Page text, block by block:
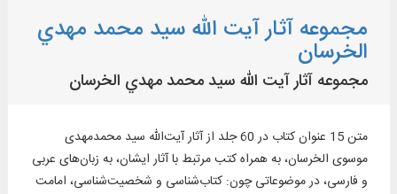
مجموعه آثار آيت الله سيد محمد مهدي
الخرسان
مجموعه آثار آيت الله سيد محمد مهدي الخرسان
متن 15 عنوان کتاب در 60 جلد از آثار آیت‌الله سید محمدمهدی
موسوی الخرسان، به همراه کتب مرتبط با آثار ایشان، به زبان‌های عربی
و فارسی، در موضوعاتی چون: کتاب‌شناسی و شخصیت‌شناسی، امامت